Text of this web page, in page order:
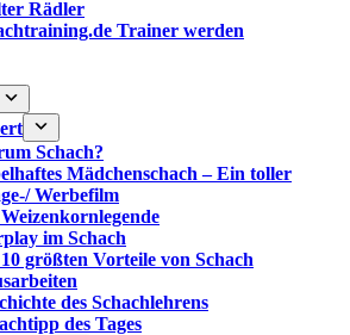
Rädler
Trainer werden
Schach?
Mädchenschach – Ein toller
Werbefilm
im Schach
größten Vorteile von Schach‎
des Schachlehrens
des Tages